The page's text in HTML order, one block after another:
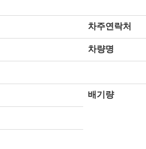
차주연락처
차량명
배기량